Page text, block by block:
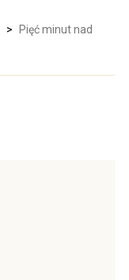
>
Pięć minut nad